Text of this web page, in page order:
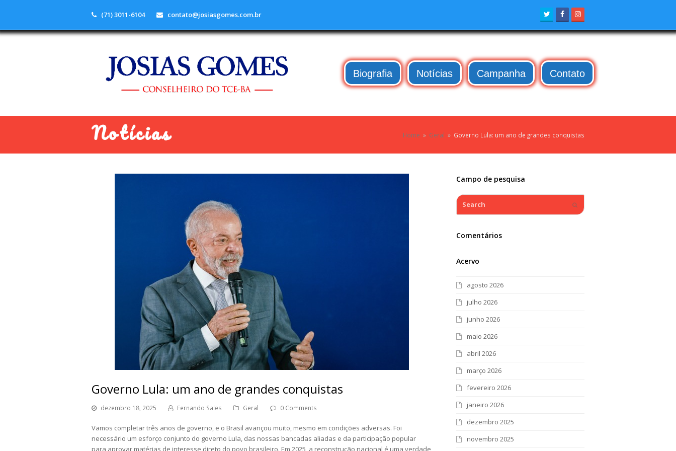
(71) 3011-6104 contato@josiasgomes.com.br TwitterFacebook
Biografia Notícias Campanha Contato
Notícias Home » Geral » Governo Lula: um ano de grandes conquistas
Governo Lula: um ano de grandes conquistas
dezembro 18, 2025 Fernando Sales Geral 0 Comments
Vamos completar três anos de governo, e o Brasil avançou muito, mesmo em condições adversas. Foi
necessário um esforço conjunto do governo Lula, das nossas bancadas aliadas e da participação popular
para aprovar matérias de interesse direto do povo brasileiro. Em 2025, a reconstrução nacional é uma verdade
Campo de pesquisa
Search
Comentários
Acervo
agosto 2026
julho 2026
junho 2026
maio 2026
abril 2026
março 2026
fevereiro 2026
janeiro 2026
dezembro 2025
novembro 2025